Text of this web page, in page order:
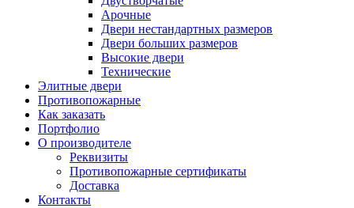
Арочные
Двери нестандартных размеров
Двери больших размеров
Высокие двери
Технические
Элитные двери
Противопожарные
Как заказать
Портфолио
О производителе
Реквизиты
Противопожарные сертификаты
Доставка
Контакты